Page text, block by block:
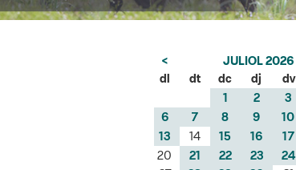
< JULIOL 2026
dl
dt dc dj dv
1
2 3
6
7 8 9 10
13
14 15 16 17
20
21 22 23 24